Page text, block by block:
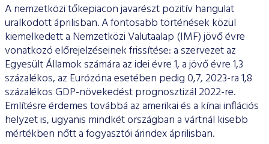
A nemzetközi tőkepiacon javarészt pozitív hangulat
uralkodott áprilisban. A fontosabb történések közül
kiemelkedett a Nemzetközi Valutaalap (IMF) jövő évre
vonatkozó előrejelzéseinek frissítése: a szervezet az
Egyesült Államok számára az idei évre 1, a jövő évre 1,3
százalékos, az Eurózóna esetében pedig 0,7, 2023-ra 1,8
százalékos GDP-növekedést prognosztizál 2022-re.
Említésre érdemes továbbá az amerikai és a kínai inflációs
helyzet is, ugyanis mindkét országban a vártnál kisebb
mértékben nőtt a fogyasztói árindex áprilisban.